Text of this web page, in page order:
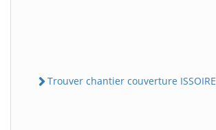
Trouver chantier couverture ISSOIRE